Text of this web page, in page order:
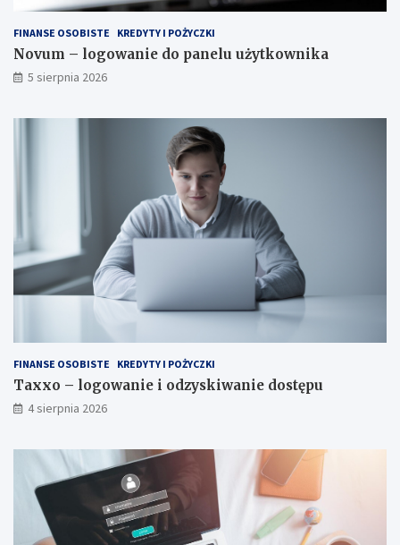
FINANSE OSOBISTE KREDYTY I POŻYCZKI
Novum – logowanie do panelu użytkownika
5 sierpnia 2026
FINANSE OSOBISTE KREDYTY I POŻYCZKI
Taxxo – logowanie i odzyskiwanie dostępu
4 sierpnia 2026